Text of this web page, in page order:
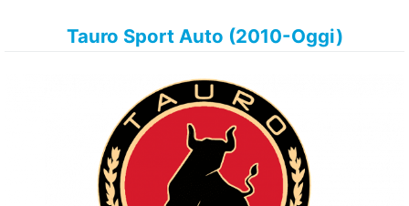
Tauro Sport Auto (2010-Oggi)